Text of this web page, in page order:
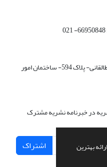
بهترین
خیابان انقلاب- خیابان قدس- ابتدای خ طالقانی- پلاک 594- ساختمان امور
در خبرنامه نشریه مشترک
اشتراک